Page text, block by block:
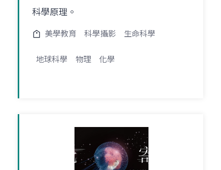
科學原理。
美學教育 科學攝影 生命科學
地球科學 物理 化學